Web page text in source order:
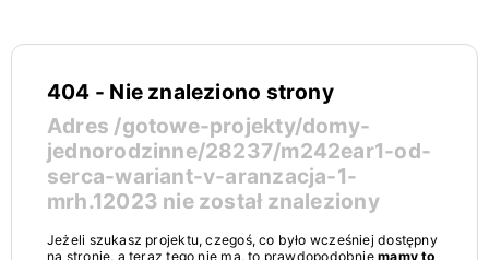
404 - Nie znaleziono strony
Adres /gotowe-projekty/domy-
jednorodzinne/28237/m242ear1-od-
serca-wariant-v-aranzacja-1-
mrh.12023 nie został znaleziony
Jeżeli szukasz projektu, czegoś, co było wcześniej dostępny
na stronie, a teraz tego nie ma, to prawdopodobniemamy to